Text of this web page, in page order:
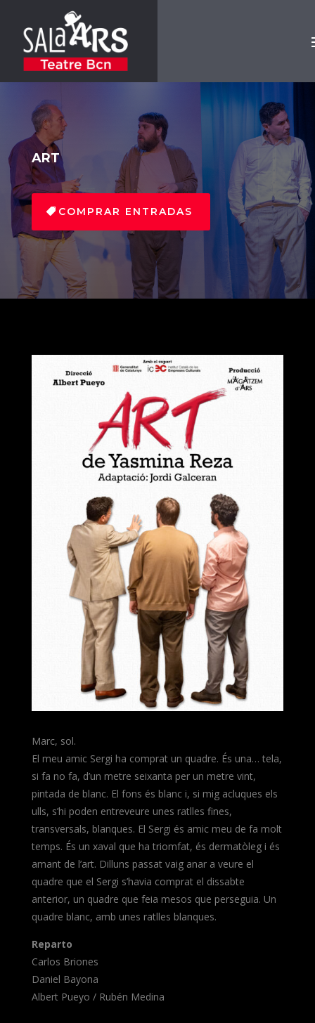
ART
COMPRAR ENTRADAS
Marc, sol.
El meu amic Sergi ha comprat un quadre. És una… tela,
si fa no fa, d’un metre seixanta per un metre vint,
pintada de blanc. El fons és blanc i, si mig acluques els
ulls, s’hi poden entreveure unes ratlles fines,
transversals, blanques. El Sergi és amic meu de fa molt
temps. És un xaval que ha triomfat, és dermatòleg i és
amant de l’art. Dilluns passat vaig anar a veure el
quadre que el Sergi s’havia comprat el dissabte
anterior, un quadre que feia mesos que perseguia. Un
quadre blanc, amb unes ratlles blanques.
Reparto
Carlos Briones
Daniel Bayona
Albert Pueyo / Rubén Medina